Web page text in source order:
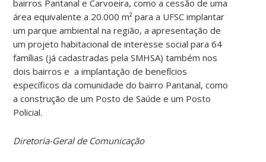
bairros Pantanal e Carvoeira, como a cessão de uma
área equivalente a 20.000 m² para a UFSC implantar
um parque ambiental na região, a apresentação de
um projeto habitacional de interesse social para 64
famílias (já cadastradas pela SMHSA) também nos
dois bairros e a implantação de benefícios
específicos da comunidade do bairro Pantanal, como
a construção de um Posto de Saúde e um Posto
Policial.
Diretoria-Geral de Comunicação